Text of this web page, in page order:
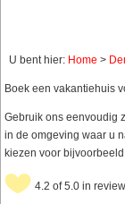
U bent hier: Home >
Boek een vakantiehuis
Gebruik ons eenvoudig
in de omgeving waar u
kiezen voor
4.2 of 5.0 in